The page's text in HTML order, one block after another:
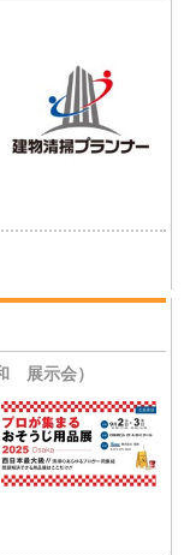
展示会）